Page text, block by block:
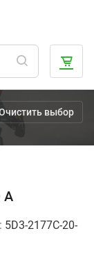
выбор
A
5D3-2177C-20-